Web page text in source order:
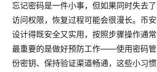
忘记密码是一件小事，但如果同时失去
访问权限，恢复过程可能会很漫长。币
设计得既安全又实用，按照步骤操作通常
最重要的是做好预防工作——使用密码
份密钥、保持验证渠道畅通，这些小习